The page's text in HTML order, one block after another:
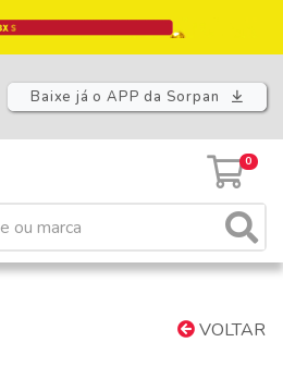
Baixe já o APP da Sorpan
0
VOLTAR